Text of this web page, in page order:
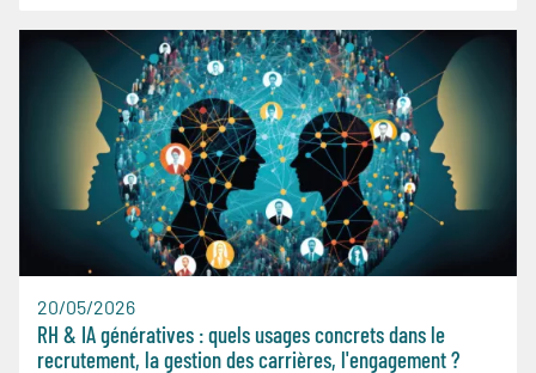
20/05/2026
RH & IA génératives : quels usages concrets dans le
recrutement, la gestion des carrières, l'engagement ?